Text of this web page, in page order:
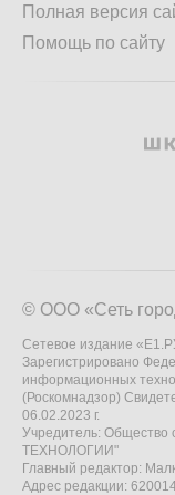
Полная версия
Помощь по сайту
© ООО «Сеть
Сетевое издание
Зарегистрировано
информационных
(Роскомнадзор)
06.02.2023 г.
Учредитель: Общество
ТЕХНОЛОГИИ"
Главный редактор:
Адрес редакции: